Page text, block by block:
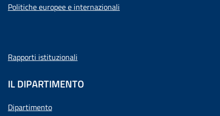
Politiche europee e internazionali
Rapporti istituzionali
IL DIPARTIMENTO
Dipartimento